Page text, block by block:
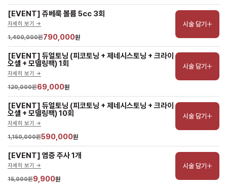
[EVENT] 쥬베룩 볼륨 5cc 3회
자세히 보기 ->
1,400,000원790,000원
시술 담기
[EVENT] 듀얼토닝 (피코토닝 + 제네시스토닝 + 크라이
오셀 + 모델링팩) 1회
자세히 보기 ->
120,000원69,000원
시술 담기
[EVENT] 듀얼토닝 (피코토닝 + 제네시스토닝 + 크라이
오셀 + 모델링팩) 10회
자세히 보기 ->
1,150,000원590,000원
시술 담기
[EVENT] 염증 주사 1개
자세히 보기 ->
15,000원9,900원
시술 담기